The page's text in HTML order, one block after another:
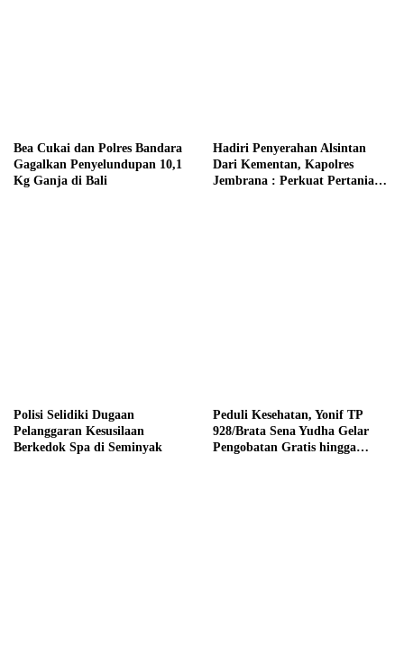
Bea Cukai dan Polres Bandara
Gagalkan Penyelundupan 10,1
Kg Ganja di Bali
Hadiri Penyerahan Alsintan
Dari Kementan, Kapolres
Jembrana : Perkuat Pertanian
Polisi Selidiki Dugaan
Pelanggaran Kesusilaan
Berkedok Spa di Seminyak
Peduli Kesehatan, Yonif TP
928/Brata Sena Yudha Gelar
Pengobatan Gratis hingga